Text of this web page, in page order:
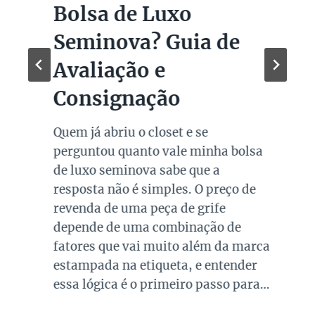
Bolsa de Luxo
Seminova? Guia de
Avaliação e
Consignação
Quem já abriu o closet e se
perguntou quanto vale minha bolsa
de luxo seminova sabe que a
resposta não é simples. O preço de
revenda de uma peça de grife
depende de uma combinação de
fatores que vai muito além da marca
estampada na etiqueta, e entender
essa lógica é o primeiro passo para…